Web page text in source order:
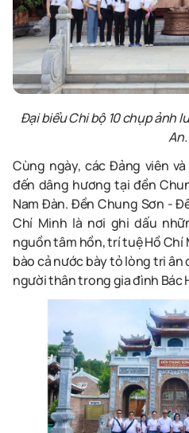
Đại biểu Chi bộ 10 chụp ảnh
An.
Cùng ngày, các Đảng viên
đến dâng hương tại đền
Nam Đàn. Đền Chung Sơn -
Chí Minh là nơi ghi dấu
nguồn tâm hồn, trí tuệ Hồ
bào cả nước bày tỏ lòng tri ân
người thân trong gia đình Bác